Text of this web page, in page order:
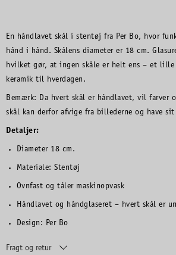
En håndlavet skål i stentøj fra Per Bo, hvor
hånd i hånd. Skålens diameter er 18 cm.
hvilket gør, at ingen skåle er helt ens – et lille
keramik til hverdagen.
Bemærk: Da hvert skål er håndlavet, vil farver
skål kan derfor afvige fra billederne og have
Detaljer:
Diameter 18 cm.
Materiale: Stentøj
Ovnfast og tåler maskinopvask
Håndlavet og håndglaseret – hvert skål er
Design: Per Bo
Fragt og retur